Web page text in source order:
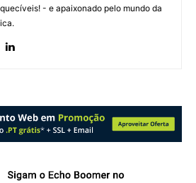
- e apaixonado pelo mundo da